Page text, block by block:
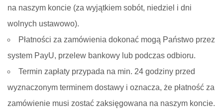
na naszym koncie (za wyjątkiem sobót, niedziel i dni
wolnych ustawowo).
Płatności za zamówienia dokonać mogą Państwo przez
system PayU, przelew bankowy lub podczas odbioru.
Termin zapłaty przypada na min. 24 godziny przed
wyznaczonym terminem dostawy i oznacza, że płatność za
zamówienie musi zostać zaksięgowana na naszym koncie.